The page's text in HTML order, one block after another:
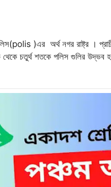
)এর অর্থ নগর রাষ্ট্র ।
থেকে চতুর্থ শতকে পলিস গুলির